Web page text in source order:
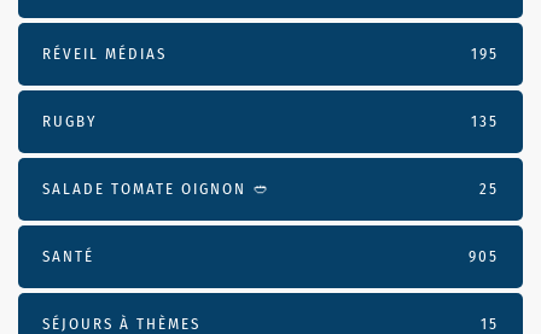
RÉVEIL MÉDIAS 195
RUGBY 135
SALADE TOMATE OIGNON 🥙 25
SANTÉ 905
SÉJOURS À THÈMES 15